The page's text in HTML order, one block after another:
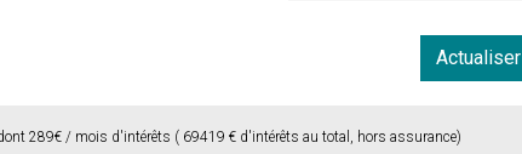
Actualiser
289€ / mois d'intérêts ( 69419 € d'intérêts au total, hors assurance)